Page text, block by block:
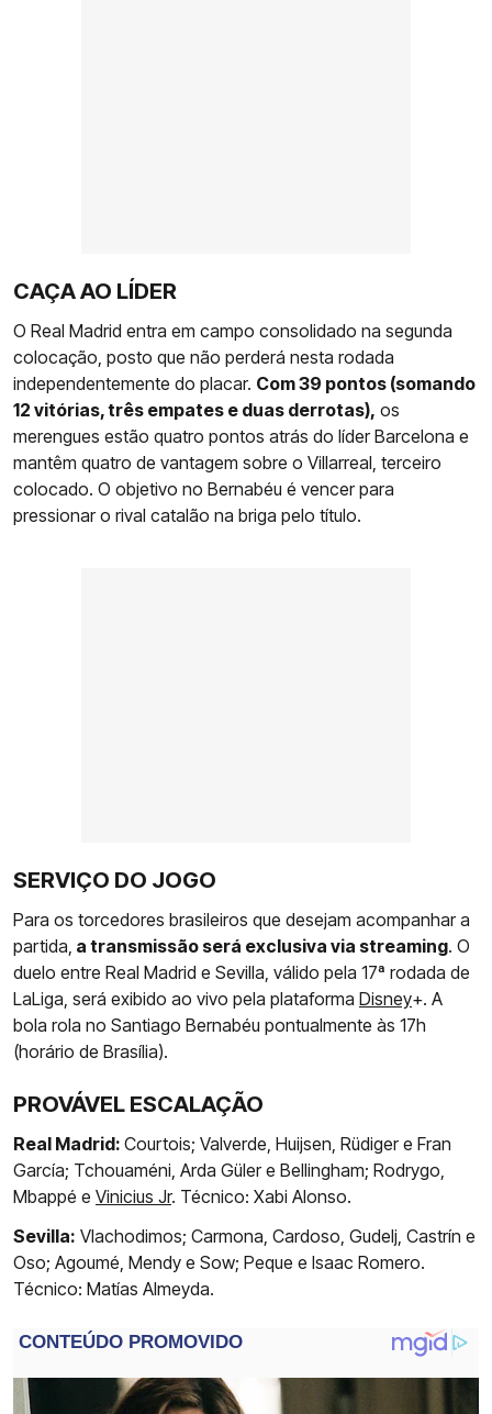
CAÇA AO LÍDER
O Real Madrid entra em campo consolidado na segunda
colocação, posto que não perderá nesta rodada
independentemente do placar. Com 39 pontos (somando
12 vitórias, três empates e duas derrotas), os
merengues estão quatro pontos atrás do líder Barcelona e
mantêm quatro de vantagem sobre o Villarreal, terceiro
colocado. O objetivo no Bernabéu é vencer para
pressionar o rival catalão na briga pelo título.
SERVIÇO DO JOGO
Para os torcedores brasileiros que desejam acompanhar a
partida, a transmissão será exclusiva via streaming. O
duelo entre Real Madrid e Sevilla, válido pela 17ª rodada de
LaLiga, será exibido ao vivo pela plataforma Disney+. A
bola rola no Santiago Bernabéu pontualmente às 17h
(horário de Brasília).
PROVÁVEL ESCALAÇÃO
Real Madrid: Courtois; Valverde, Huijsen, Rüdiger e Fran
García; Tchouaméni, Arda Güler e Bellingham; Rodrygo,
Mbappé e Vinicius Jr. Técnico: Xabi Alonso.
Sevilla: Vlachodimos; Carmona, Cardoso, Gudelj, Castrín e
Oso; Agoumé, Mendy e Sow; Peque e Isaac Romero.
Técnico: Matías Almeyda.